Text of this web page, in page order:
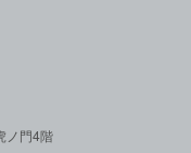
ノ門4階